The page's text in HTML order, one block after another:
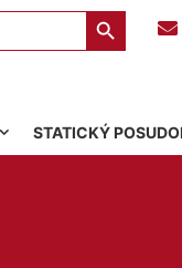
Search Button
STATICKÝ